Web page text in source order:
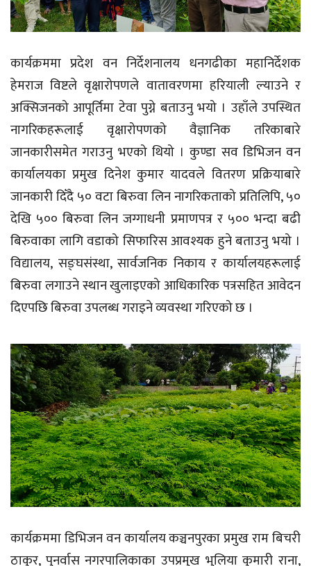
कार्यक्रममा प्रदेश वन निर्देशनालय धनगढीका महानिर्देशक
हेमराज विष्टले वृक्षारोपणले वातावरणमा हरियाली ल्याउने र
अक्सिजनको आपूर्तिमा टेवा पुग्ने बताउनु भयो । उहाँले उपस्थित
नागरिकहरूलाई वृक्षारोपणको वैज्ञानिक तरिकाबारे
जानकारीसमेत गराउनु भएको थियो । कुण्डा सव डिभिजन वन
कार्यालयका प्रमुख दिनेश कुमार यादवले वितरण प्रक्रियाबारे
जानकारी दिँदै ५० वटा बिरुवा लिन नागरिकताको प्रतिलिपि, ५०
देखि ५०० बिरुवा लिन जग्गाधनी प्रमाणपत्र र ५०० भन्दा बढी
बिरुवाका लागि वडाको सिफारिस आवश्यक हुने बताउनु भयो ।
विद्यालय, सङ्घसंस्था, सार्वजनिक निकाय र कार्यालयहरूलाई
बिरुवा लगाउने स्थान खुलाइएको आधिकारिक पत्रसहित आवेदन
दिएपछि बिरुवा उपलब्ध गराइने व्यवस्था गरिएको छ ।
कार्यक्रममा डिभिजन वन कार्यालय कञ्चनपुरका प्रमुख राम बिचरी
ठाकुर, पुनर्वास नगरपालिकाका उपप्रमुख भुलिया कुमारी राना,